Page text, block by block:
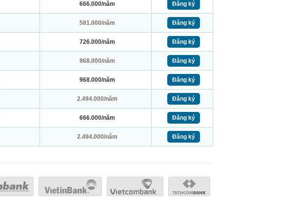
666.000/năm Đăng ký
581.000/năm Đăng ký
726.000/năm Đăng ký
968.000/năm Đăng ký
968.000/năm Đăng ký
2.494.000/năm Đăng ký
666.000/năm Đăng ký
2.494.000/năm Đăng ký